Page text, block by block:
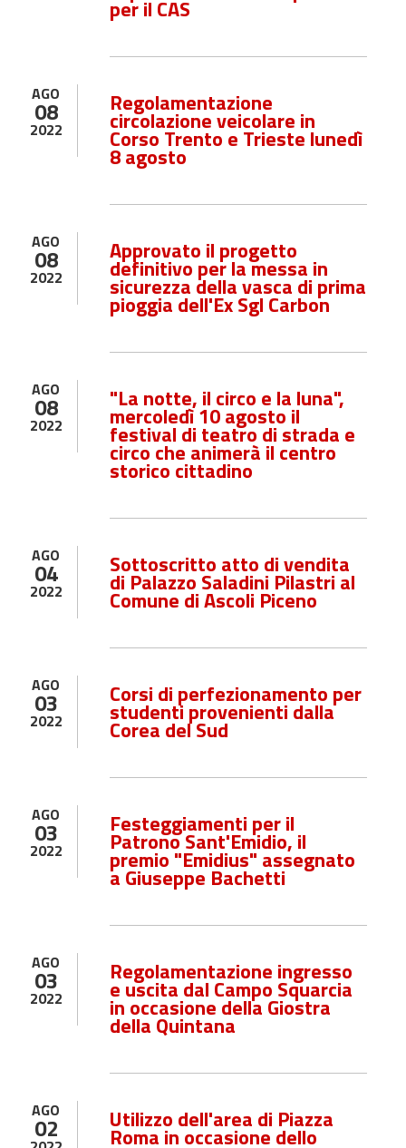
per il CAS
AGO
08
2022
Regolamentazione
circolazione veicolare in
Corso Trento e Trieste lunedì
8 agosto
AGO
08
2022
Approvato il progetto
definitivo per la messa in
sicurezza della vasca di prima
pioggia dell'Ex Sgl Carbon
AGO
08
2022
"La notte, il circo e la luna",
mercoledì 10agosto il
festival di teatro di strada e
circo che animerà il centro
storico cittadino
AGO
04
2022
Sottoscritto atto di vendita
di Palazzo Saladini Pilastri al
Comune di Ascoli Piceno
AGO
03
2022
Corsi di perfezionamento per
studenti provenienti dalla
Corea del Sud
AGO
03
2022
Festeggiamenti per il
Patrono Sant'Emidio, il
premio "Emidius" assegnato
a Giuseppe Bachetti
AGO
03
2022
Regolamentazione ingresso
e uscita dal Campo Squarcia
in occasione della Giostra
della Quintana
AGO
02 Utilizzo dell'area di Piazza
Roma in occasione dello